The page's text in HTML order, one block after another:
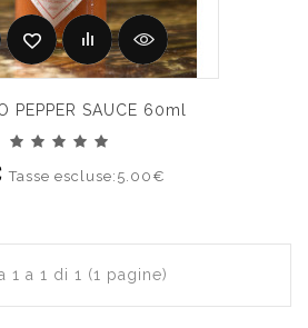
PEPPER SAUCE 60ml
Tasse escluse:5.00€
1 a 1 di 1 (1 pagine)